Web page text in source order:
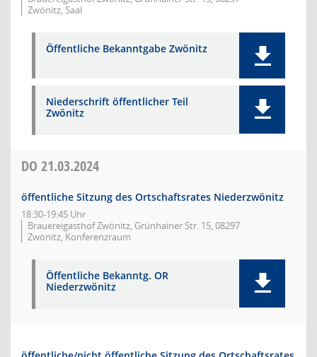
Zwönitz, Saal
Öffentliche Bekanntgabe Zwönitz
Niederschrift öffentlicher Teil
Zwönitz
DO 21.03.2024
öffentliche Sitzung des Ortschaftsrates Niederzwönitz
18:30-19:45 Uhr
Brauereigasthof Zwönitz, Grünhainer Str. 15, 08297
Zwönitz, Konferenzraum
Öffentliche Bekanntg. OR
Niederzwönitz